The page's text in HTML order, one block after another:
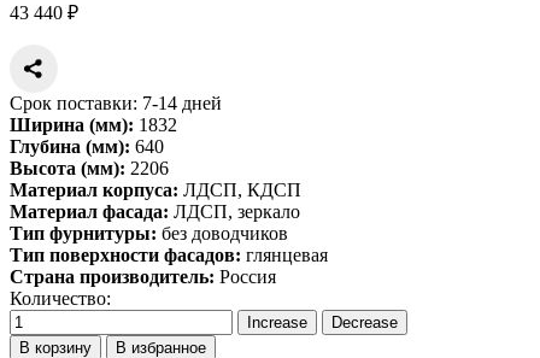
43 440 ₽
Срок поставки: 7-14 дней
Ширина (мм): 1832
Глубина (мм): 640
Высота (мм): 2206
Материал корпуса: ЛДСП, КДСП
Материал фасада: ЛДСП, зеркало
Тип фурнитуры: без доводчиков
Тип поверхности фасадов: глянцевая
Страна производитель: Россия
Количество:
В корзину В избранное